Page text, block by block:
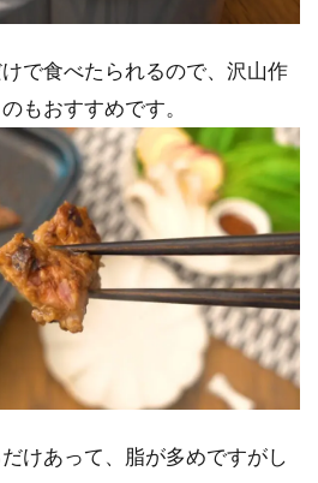
で食べたられるので、沢山作
もおすすめです。
けあって、脂が多めですがし